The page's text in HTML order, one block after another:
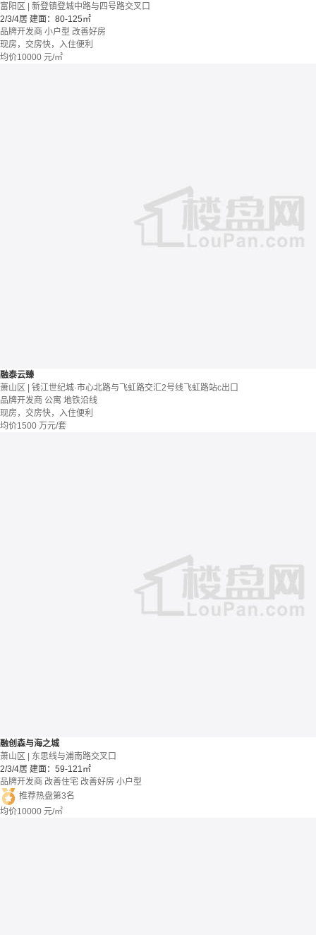
富阳区 | 新登镇登城中路与四号路交叉口
2/3/4居 建面：80-125㎡
品牌开发商 小户型 改善好房
现房，交房快，入住便利
均价10000 元/㎡
融泰云臻
萧山区 | 钱江世纪城·市心北路与飞虹路交汇2号线飞虹路站c出口
品牌开发商 公寓 地铁沿线
现房，交房快，入住便利
均价1500 万元/套
融创森与海之城
萧山区 | 东思线与浦南路交叉口
2/3/4居 建面：59-121㎡
品牌开发商 改善住宅 改善好房 小户型
推荐热盘第3名
均价10000 元/㎡